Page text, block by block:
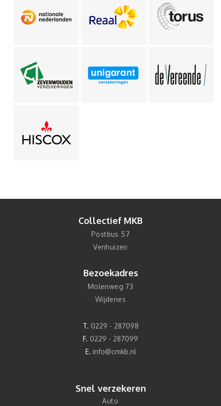
Collectief MKB
Postbus 57
Venhuizen
Bezoekadres
Molenweg 73
Wijdenes
T. 0229 - 287098
F. 0229 - 287099
E. info@cmkb.nl
Snel verzekeren
Auto